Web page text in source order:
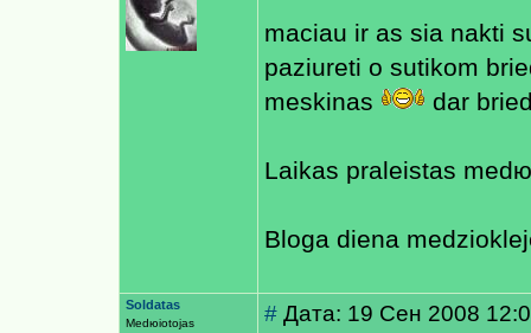
maciau ir as sia nakti
paziureti o sutikom
meskinas
dar
Laikas praleistas
Bloga diena
Soldatas
Medюiotojas # Дата: 19 Сен 2008